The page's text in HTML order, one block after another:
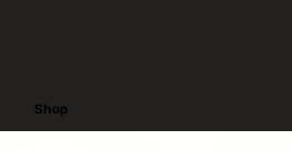
Shop